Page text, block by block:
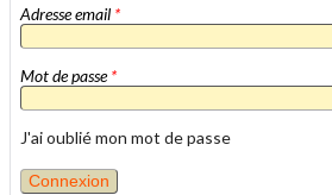
Adresse email *
Mot de passe*
J'ai oublié mon mot de passe